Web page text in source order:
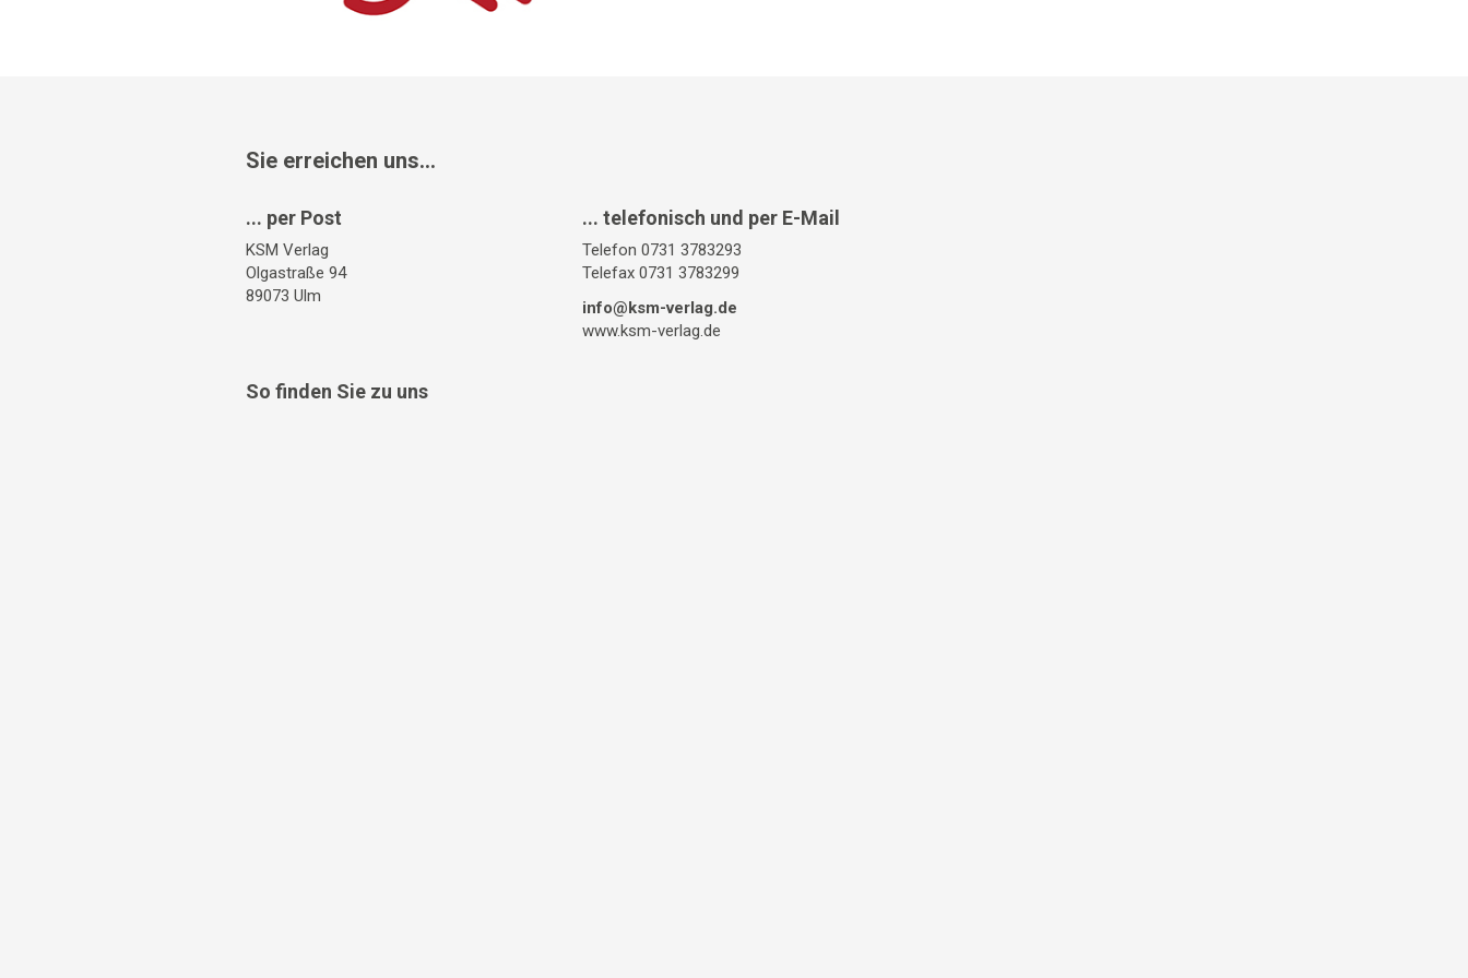
Sie erreichen uns...
... per Post
KSM Verlag
Olgastraße 94
89073 Ulm
... telefonisch und per E-Mail
Telefon 0731 3783293
Telefax 0731 3783299
info@ksm-verlag.de
www.ksm-verlag.de
So finden Sie zu uns